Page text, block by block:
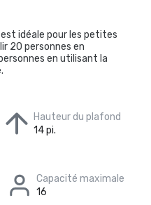
idéale pour les petites
20 personnes en
en utilisant la
Hauteur du plafond
14 pi.
Capacité maximale
16